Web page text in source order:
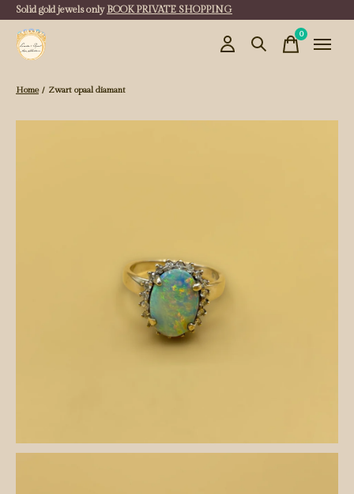
Solid gold jewels only BOOK PRIVATE SHOPPING
0items
Home / Zwart opaal diamant